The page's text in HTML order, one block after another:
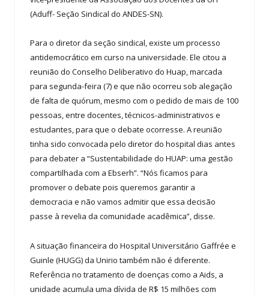
(Aduff- Seção Sindical do ANDES-SN).
Para o diretor da seção sindical, existe um processo
antidemocrático em curso na universidade. Ele citou a
reunião do Conselho Deliberativo do Huap, marcada
para segunda-feira (7) e que não ocorreu sob alegação
de falta de quórum, mesmo com o pedido de mais de 100
pessoas, entre docentes, técnicos-administrativos e
estudantes, para que o debate ocorresse. A reunião
tinha sido convocada pelo diretor do hospital dias antes
para debater a “Sustentabilidade do HUAP: uma gestão
compartilhada com a Ebserh”. “Nós ficamos para
promover o debate pois queremos garantir a
democracia e não vamos admitir que essa decisão
passe à revelia da comunidade acadêmica”, disse.
A situação financeira do Hospital Universitário Gaffrée e
Guinle (HUGG) da Unirio também não é diferente.
Referência no tratamento de doenças como a Aids, a
unidade acumula uma dívida de R$ 15 milhões com